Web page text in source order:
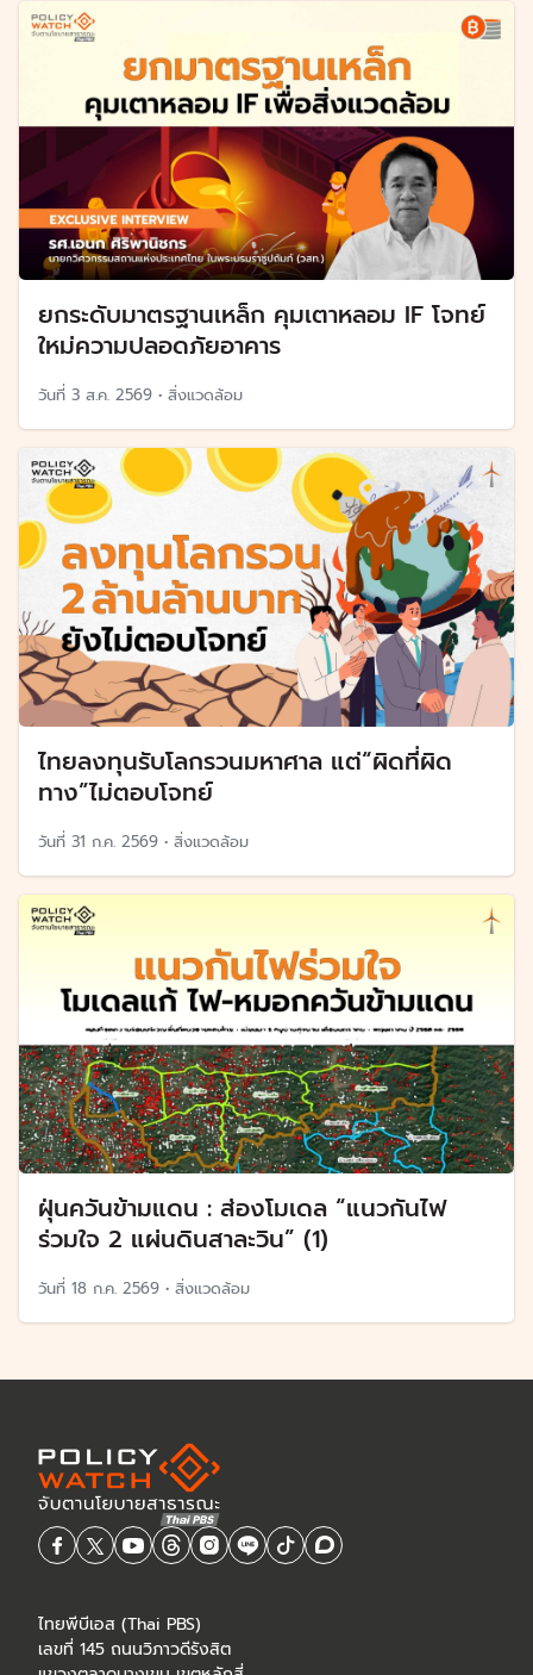
ยกระดับมาตรฐานเหล็ก คุมเตาหลอม IF โจทย์
ใหม่ความปลอดภัยอาคาร
วันที่ 3 ส.ค. 2569 • สิ่งแวดล้อม
ไทยลงทุนรับโลกรวนมหาศาล แต่“ผิดที่ผิด
ทาง”ไม่ตอบโจทย์
วันที่ 31 ก.ค. 2569 • สิ่งแวดล้อม
ฝุ่นควันข้ามแดน : ส่องโมเดล “แนวกันไฟ
ร่วมใจ 2 แผ่นดินสาละวิน” (1)
วันที่ 18 ก.ค. 2569 • สิ่งแวดล้อม
ไทยพีบีเอส (Thai PBS)
เลขที่ 145 ถนนวิภาวดีรังสิต